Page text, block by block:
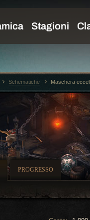
PROGRESSO
Schematiche Maschera